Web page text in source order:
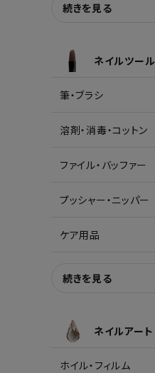
続きを見る
ネイルツール
筆・ブラシ
溶剤・消毒・コットン
ファイル・バッファー
プッシャー・ニッパー
ケア用品
続きを見る
ネイルアート
ホイル・フィルム